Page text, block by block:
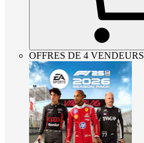
OFFRES DE 4 VENDEURS